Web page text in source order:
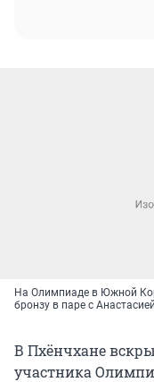
На Олимпиаде в Южной
бронзу в паре с
В Пхёнчхане
участника